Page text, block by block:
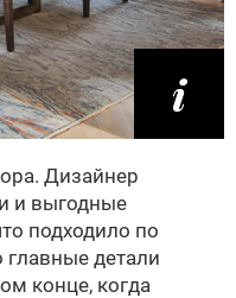
Дизайнер
и выгодные
подходило по
главные детали
конце, когда